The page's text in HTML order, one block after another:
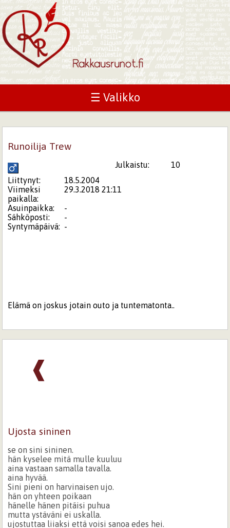
☰ Valikko
Runoilija Trew
Julkaistu:
10
Liittynyt:
18.5.2004
Viimeksi
paikalla:
29.3.2018 21:11
Asuinpaikka:
-
Sähköposti:
-
Syntymäpäivä: -
Elämä on joskus jotain outo ja tuntematonta..
❰
Ujosta sininen
se on sini sininen.
hän kyselee mitä mulle kuuluu
aina vastaan samalla tavalla.
aina hyvää.
Sini pieni on harvinaisen ujo.
hän on yhteen poikaan
hänelle hänen pitäisi puhua
mutta ystäväni ei uskalla.
ujostuttaa liiaksi että voisi sanoa edes hei.